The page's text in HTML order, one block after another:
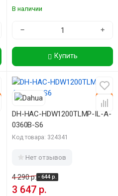
В наличии
− +
Купить
DH-HAC-HDW1200TLMP-IL-A-
0360B-S6
Код товара: 324341
Нет отзывов
4 290 р. - 644 р.
3 647 р.